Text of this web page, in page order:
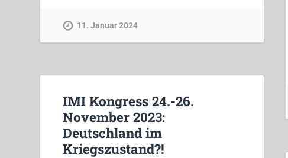
11. Januar 2024
IMI Kongress 24.-26.
November 2023:
Deutschland im
Kriegszustand?!